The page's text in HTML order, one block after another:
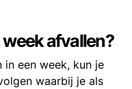
week afvallen?
een week, kun je
waarbij je als